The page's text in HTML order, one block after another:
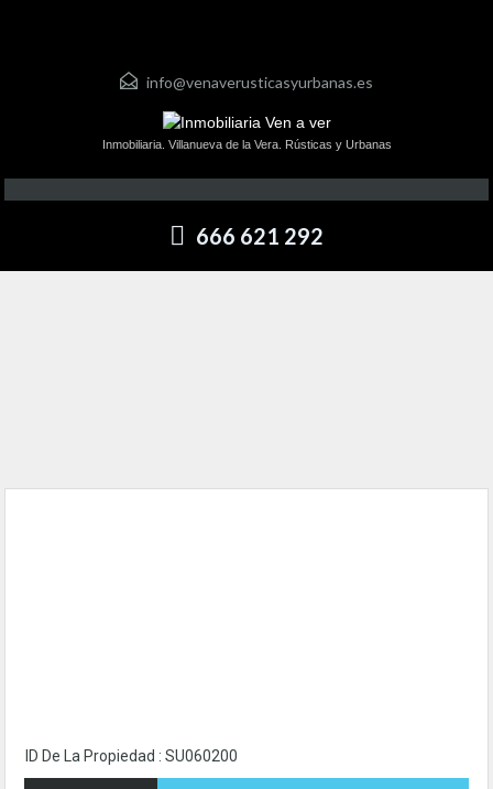
info@venaverusticasyurbanas.es
Inmobiliaria. Villanueva de la Vera. Rústicas y Urbanas
666 621 292
ID De La Propiedad : SU060200